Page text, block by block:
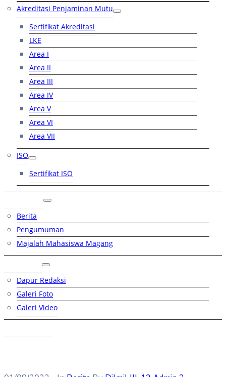
Akreditasi Penjaminan Mutu
Sertifikat Akreditasi
LKE
Area I
Area II
Area III
Area IV
Area V
Area VI
Area VII
ISO
Sertifikat ISO
Berita
Pengumuman
Majalah Mahasiswa Magang
Dapur Redaksi
Galeri Foto
Galeri Video